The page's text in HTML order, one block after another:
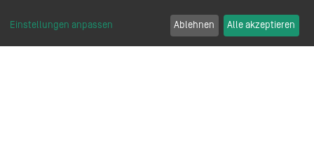
Einstellungen anpassen Ablehnen Alle akzeptieren